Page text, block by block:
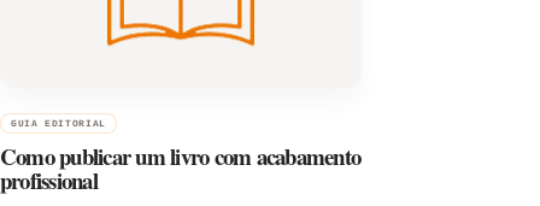
GUIA EDITORIAL
Como publicar um livro com acabamento
profissional